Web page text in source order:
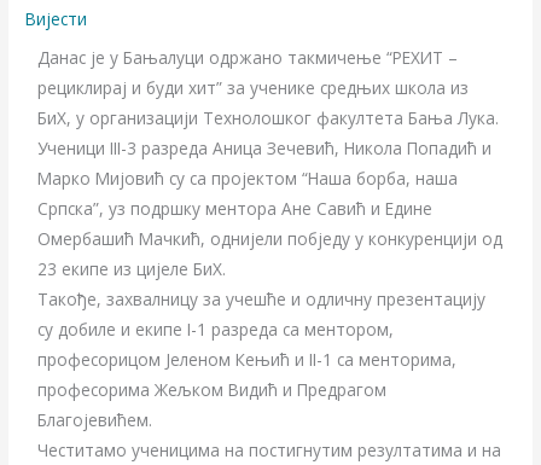
Вијести
Данас је у Бањалуци одржано такмичење “РЕXИТ –
рециклирај и буди хит” за ученике средњих школа из
БиХ, у организацији Технолошког факултета Бања Лука.
Ученици III-3 разреда Аница Зечевић, Никола Попадић и
Марко Мијовић су са пројектом “Наша борба, наша
Српска”, уз подршку ментора Ане Савић и Едине
Омербашић Мачкић, однијели побједу у конкуренцији од
23 екипе из цијеле БиХ.
Такође, захвалницу за учешће и одличну презентацију
су добиле и екипе I-1 разреда са ментором,
професорицом Јеленом Кењић и II-1 са менторима,
професорима Жељком Видић и Предрагом
Благојевићем.
Честитамо ученицима на постигнутим резултатима и на